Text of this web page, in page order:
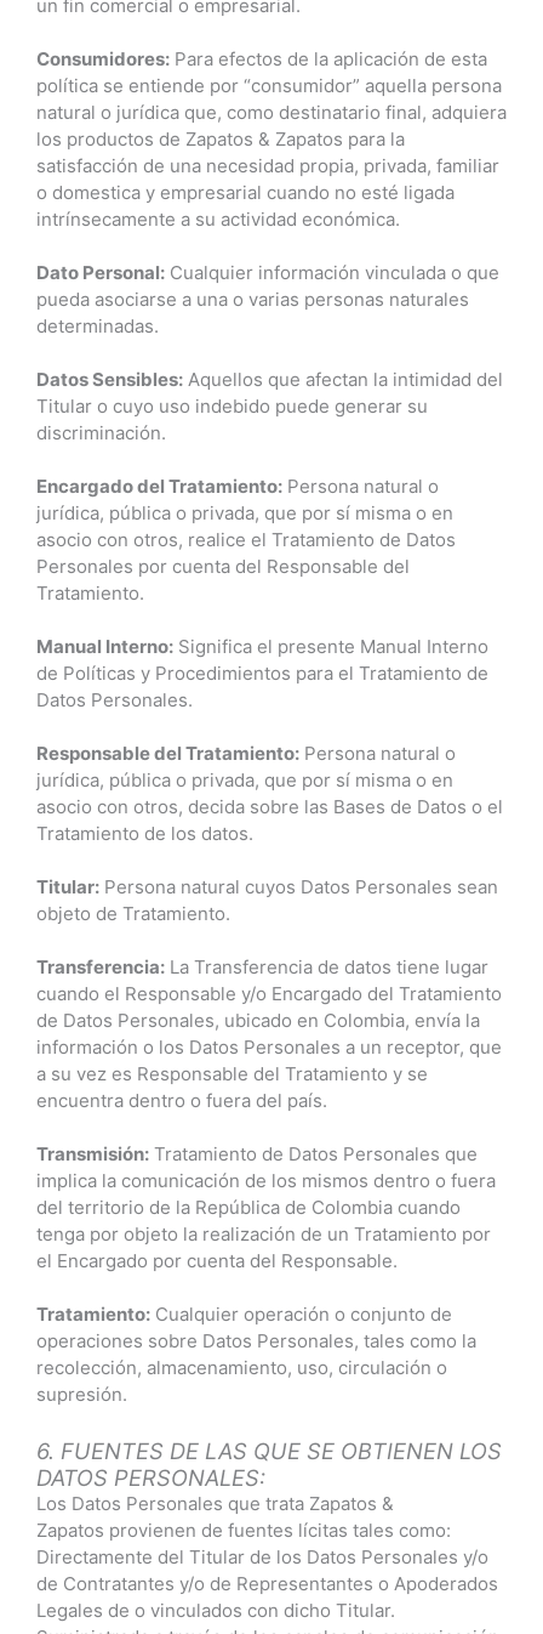
un fin comercial o empresarial.
Consumidores: Para efectos de la aplicación de esta
política se entiende por “consumidor” aquella persona
natural o jurídica que, como destinatario final, adquiera
los productos de Zapatos & Zapatos para la
satisfacción de una necesidad propia, privada, familiar
o domestica y empresarial cuando no esté ligada
intrínsecamente a su actividad económica.
Dato Personal: Cualquier información vinculada o que
pueda asociarse a una o varias personas naturales
determinadas.
Datos Sensibles: Aquellos que afectan la intimidad del
Titular o cuyo uso indebido puede generar su
discriminación.
Encargado del Tratamiento: Persona natural o
jurídica, pública o privada, que por sí misma o en
asocio con otros, realice el Tratamiento de Datos
Personales por cuenta del Responsable del
Tratamiento.
Manual Interno: Significa el presente Manual Interno
de Políticas y Procedimientos para el Tratamiento de
Datos Personales.
Responsable del Tratamiento: Persona natural o
jurídica, pública o privada, que por sí misma o en
asocio con otros, decida sobre las Bases de Datos o el
Tratamiento de los datos.
Titular: Persona natural cuyos Datos Personales sean
objeto de Tratamiento.
Transferencia: La Transferencia de datos tiene lugar
cuando el Responsable y/o Encargado del Tratamiento
de Datos Personales, ubicado en Colombia, envía la
información o los Datos Personales a un receptor, que
a su vez es Responsable del Tratamiento y se
encuentra dentro o fuera del país.
Transmisión: Tratamiento de Datos Personales que
implica la comunicación de los mismos dentro o fuera
del territorio de la República de Colombia cuando
tenga por objeto la realización de un Tratamiento por
el Encargado por cuenta del Responsable.
Tratamiento: Cualquier operación o conjunto de
operaciones sobre Datos Personales, tales como la
recolección, almacenamiento, uso, circulación o
supresión.
6. FUENTES DE LAS QUE SE OBTIENEN LOS
DATOS PERSONALES:
Los Datos Personales que trata Zapatos &
Zapatos provienen de fuentes lícitas tales como:
Directamente del Titular de los Datos Personales y/o
de Contratantes y/o de Representantes o Apoderados
Legales de o vinculados con dicho Titular.